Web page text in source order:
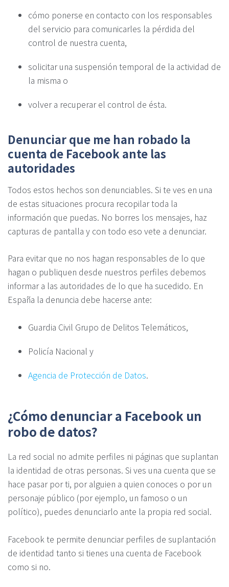
cómo ponerse en contacto con los responsables
del servicio para comunicarles la pérdida del
control de nuestra cuenta,
solicitar una suspensión temporal de la actividad de
la misma o
volver a recuperar el control de ésta.
Denunciar que me han robado la
cuenta de Facebook ante las
autoridades
Todos estos hechos son denunciables. Si te ves en una
de estas situaciones procura recopilar toda la
información que puedas. No borres los mensajes, haz
capturas de pantalla y con todo eso vete a denunciar.
Para evitar que no nos hagan responsables de lo que
hagan o publiquen desde nuestros perfiles debemos
informar a las autoridades de lo que ha sucedido. En
España la denuncia debe hacerse ante:
Guardia Civil Grupo de Delitos Telemáticos,
Policía Nacional y
Agencia de Protección de Datos.
¿Cómo denunciar a Facebook un
robo de datos?
La red social no admite perfiles ni páginas que suplantan
la identidad de otras personas. Si ves una cuenta que se
hace pasar por ti, por alguien a quien conoces o por un
personaje público (por ejemplo, un famoso o un
político), puedes denunciarlo ante la propia red social.
Facebook te permite denunciar perfiles de suplantación
de identidad tanto si tienes una cuenta de Facebook
como si no.